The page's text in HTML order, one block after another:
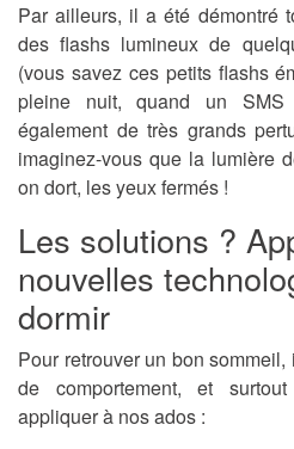
Par ailleurs, il a été démontré
des flashs lumineux de
(vous savez ces petits flashs
pleine nuit, quand un
également de très grands
imaginez-vous que la lumière
on dort, les yeux fermés !
Les solutions ?
nouvelles
dormir
Pour retrouver un bon
de comportement, et
appliquer à nos ados :